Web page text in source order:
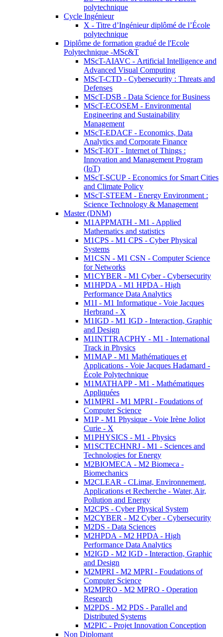
polytechnique
Cycle Ingénieur
X - Titre d’Ingénieur diplômé de l’École
polytechnique
Diplôme de formation gradué de l'Ecole
Polytechnique -MSc&T
MScT-AIAVC - Artificial Intelligence and
Advanced Visual Computing
MScT-CTD - Cybersecurity : Threats and
Defenses
MScT-DSB - Data Science for Business
MScT-ECOSEM - Environmental
Engineering and Sustainability
Management
MScT-EDACF - Economics, Data
Analytics and Corporate Finance
MScT-IOT - Internet of Things :
Innovation and Management Program
(IoT)
MScT-SCUP - Economics for Smart Cities
and Climate Policy
MScT-STEEM - Energy Environment :
Science Technology & Management
Master (DNM)
M1APPMATH - M1 - Applied
Mathematics and statistics
M1CPS - M1 CPS - Cyber Physical
Systems
M1CSN - M1 CSN - Computer Science
for Networks
M1CYBER - M1 Cyber - Cybersecurity
M1HPDA - M1 HPDA - High
Performance Data Analytics
M1I - M1 Informatique - Voie Jacques
Herbrand - X
M1IGD - M1 IGD - Interaction, Graphic
and Design
M1INTTRACPHY - M1 - International
Track in Physics
M1MAP - M1 Mathématiques et
Applications - Voie Jacques Hadamard -
École Polytechnique
M1MATHAPP - M1 - Mathématiques
Appliquées
M1MPRI - M1 MPRI - Foudations of
Computer Science
M1P - M1 Physique - Voie Irène Joliot
Curie - X
M1PHYSICS - M1 - Physics
M1SCTECHNRJ - M1 - Sciences and
Technologies for Energy
M2BIOMECA - M2 Biomeca -
Biomechanics
M2CLEAR - CLimat, Environnement,
Applications et Recherche - Water, Air,
Pollution and Energy
M2CPS - Cyber Physical System
M2CYBER - M2 Cyber - Cybersecurity
M2DS - Data Sciences
M2HPDA - M2 HPDA - High
Performance Data Analytics
M2IGD - M2 IGD - Interaction, Graphic
and Design
M2MPRI - M2 MPRI - Foudations of
Computer Science
M2MPRO - M2 MPRO - Operation
Research
M2PDS - M2 PDS - Parallel and
Distributed Systems
M2PIC - Projet Innovation Conception
Non Diplomant